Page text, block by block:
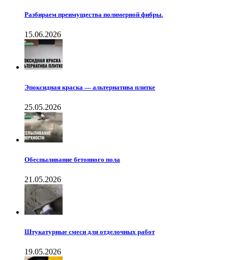
Разбираем преимущества полимерной фибры.
15.06.2026
Эпоксидная краска — альтернатива плитке
25.05.2026
Обеспыливание бетонного пола
21.05.2026
Штукатурные смеси для отделочных работ
19.05.2026